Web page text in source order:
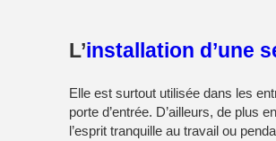
L’installation d’une
Elle est surtout utilisée dans les
porte d’entrée. D’ailleurs, de plus
l’esprit tranquille au travail ou